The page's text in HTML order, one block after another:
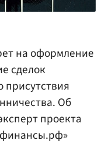
на оформление
сделок
присутствия
Об
проекта